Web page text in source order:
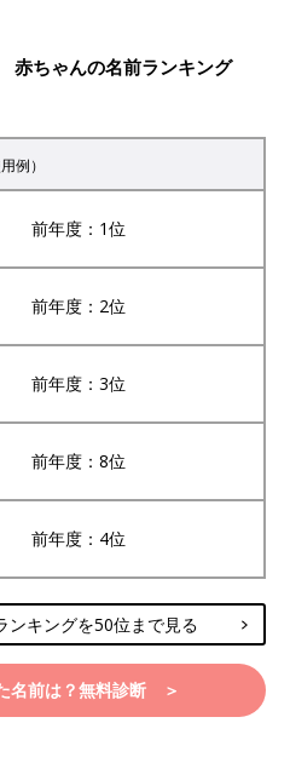
赤ちゃんの名前ランキング
例）
前年度：1位
前年度：2位
前年度：3位
前年度：8位
前年度：4位
キングを50位まで見る
名前は？無料診断 ＞